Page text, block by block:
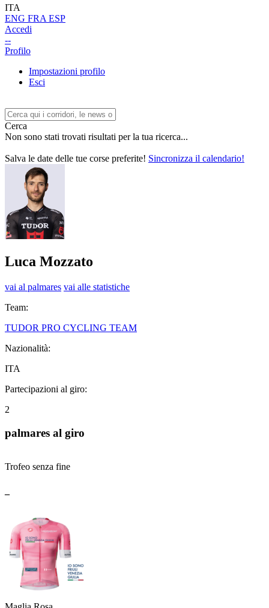
ITA
ENG FRA ESP
Accedi
--
Profilo
Impostazioni profilo
Esci
Cerca
Non sono stati trovati risultati per la tua ricerca...
Salva le date delle tue corse preferite! Sincronizza il calendario!
Luca Mozzato
vai al palmares vai alle statistiche
Team:
TUDOR PRO CYCLING TEAM
Nazionalità:
ITA
Partecipazioni al giro:
2
palmares al giro
Trofeo senza fine